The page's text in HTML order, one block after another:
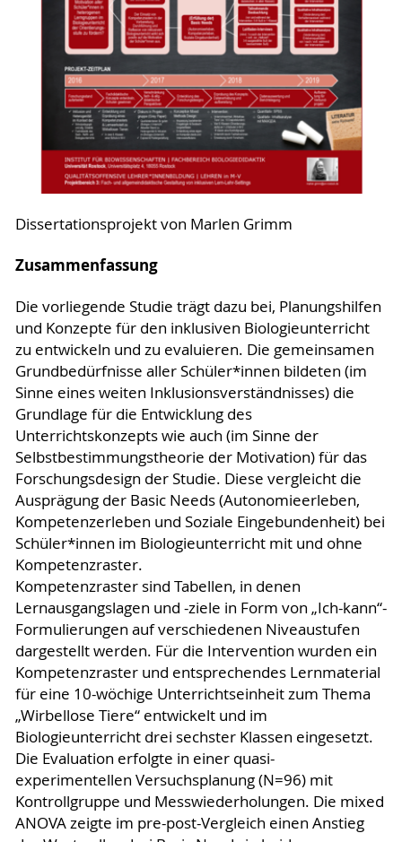
Dissertationsprojekt von Marlen Grimm
Zusammenfassung
Die vorliegende Studie trägt dazu bei, Planungshilfen
und Konzepte für den inklusiven Biologieunterricht
zu entwickeln und zu evaluieren. Die gemeinsamen
Grundbedürfnisse aller Schüler*innen bildeten (im
Sinne eines weiten Inklusionsverständnisses) die
Grundlage für die Entwicklung des
Unterrichtskonzepts wie auch (im Sinne der
Selbstbestimmungstheorie der Motivation) für das
Forschungsdesign der Studie. Diese vergleicht die
Ausprägung der Basic Needs (Autonomieerleben,
Kompetenzerleben und Soziale Eingebundenheit) bei
Schüler*innen im Biologieunterricht mit und ohne
Kompetenzraster.
Kompetenzraster sind Tabellen, in denen
Lernausgangslagen und -ziele in Form von „Ich-kann“-
Formulierungen auf verschiedenen Niveaustufen
dargestellt werden. Für die Intervention wurden ein
Kompetenzraster und entsprechendes Lernmaterial
für eine 10-wöchige Unterrichtseinheit zum Thema
„Wirbellose Tiere“ entwickelt und im
Biologieunterricht drei sechster Klassen eingesetzt.
Die Evaluation erfolgte in einer quasi-
experimentellen Versuchsplanung (N=96) mit
Kontrollgruppe und Messwiederholungen. Die mixed
ANOVA zeigte im pre-post-Vergleich einen Anstieg